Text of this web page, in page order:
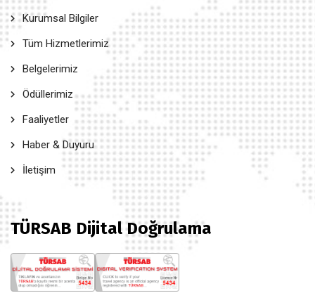
Kurumsal Bilgiler
Tüm Hizmetlerimiz
Belgelerimiz
Ödüllerimiz
Faaliyetler
Haber & Duyuru
İletişim
TÜRSAB Dijital Doğrulama